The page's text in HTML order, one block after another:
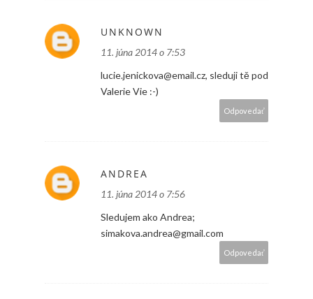
UNKNOWN
11. júna 2014 o 7:53
lucie.jenickova@email.cz, sleduji tě pod
Valerie Vie :-)
Odpovedať
ANDREA
11. júna 2014 o 7:56
Sledujem ako Andrea;
simakova.andrea@gmail.com
Odpovedať